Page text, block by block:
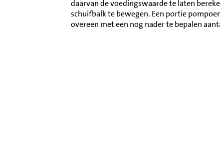
daarvan de voedingswaarde te laten
schuifbalk te bewegen. Een portie
overeen met een nog nader te bepalen